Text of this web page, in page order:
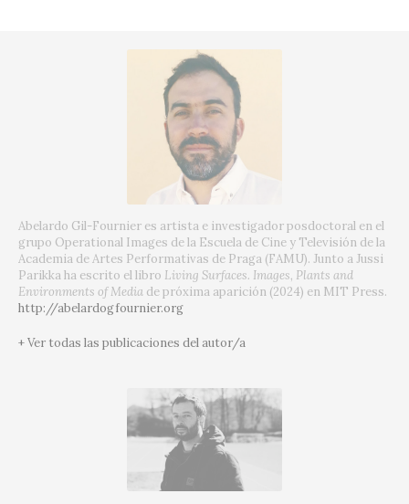
Abelardo Gil-Fournier es artista e investigador posdoctoral en el
grupo Operational Images de la Escuela de Cine y Televisión de la
Academia de Artes Performativas de Praga (FAMU). Junto a Jussi
Parikka ha escrito el libro Living Surfaces. Images, Plants and
Environments of Media de próxima aparición (2024) en MIT Press.
http://abelardogfournier.org
+ Ver todas las publicaciones del autor/a